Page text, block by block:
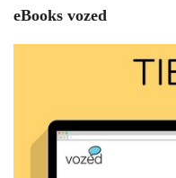
eBooks vozed